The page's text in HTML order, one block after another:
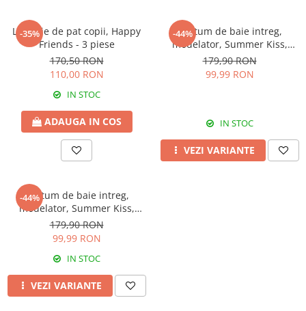
-35%
Lenjerie de pat copii, Happy
Friends - 3 piese
170,50 RON
110,00 RON
IN STOC
ADAUGA IN COS
-44%
Costum de baie intreg,
modelator, Summer Kiss,
Yellow
179,90 RON
99,99 RON
IN STOC
VEZI VARIANTE
-44%
Costum de baie intreg,
modelator, Summer Kiss,
Ciclame
179,90 RON
99,99 RON
IN STOC
VEZI VARIANTE